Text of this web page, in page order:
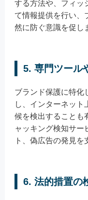
する方法や、フィッ
て情報提供を行い、
然に防ぐ意識を促し
5. 専門ツール
ブランド保護に特化
し、インターネット
候を検出することも
ャッキング検知サー
ト、偽広告の発見を
6. 法的措置の